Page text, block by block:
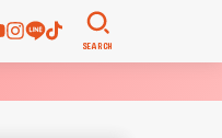
SEARCH